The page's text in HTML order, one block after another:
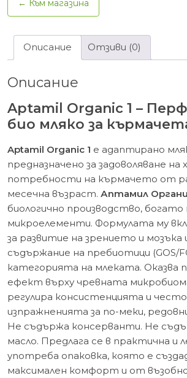
← Към магазина
Описание Отзиви (0)
Описание
Aptamil Organic 1 –
био мляко за
Aptamil Organic 1 e адаптирано
предназначено за задоволяване
потребности на кърмачето от
месечна възраст. Аптамил
биологично производство, богато
микроелементи. Формулата му
за развитие на зрението и мозъка
съдържание на пребиотици (GOS/
категорията на млеката. Оказва
ефект върху чревната
регулира консистенцията и
изпражненията за по-меки,
Не съдържа консерванти. Не
масло. Предлага се в практична и
употреба опаковка, която е
максимален комфорт и от